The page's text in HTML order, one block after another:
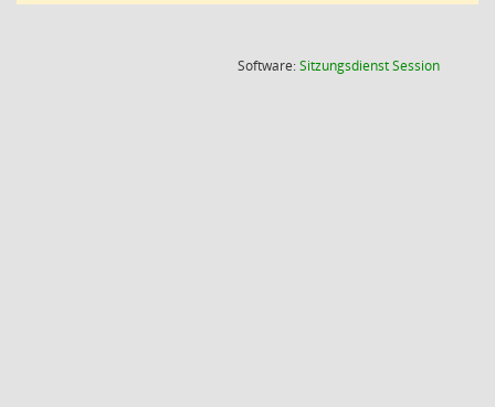
Software:SitzungsdienstSession(Wird in